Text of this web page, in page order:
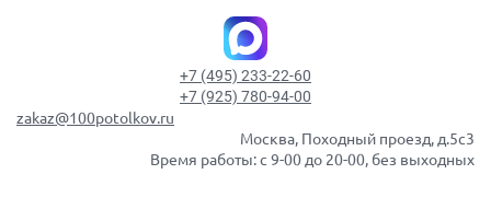
+7 (495) 233-22-60
+7 (925) 780-94-00
zakaz@100potolkov.ru
Москва, Походный проезд, д.5c3
Время работы: с 9-00 до 20-00, без выходных